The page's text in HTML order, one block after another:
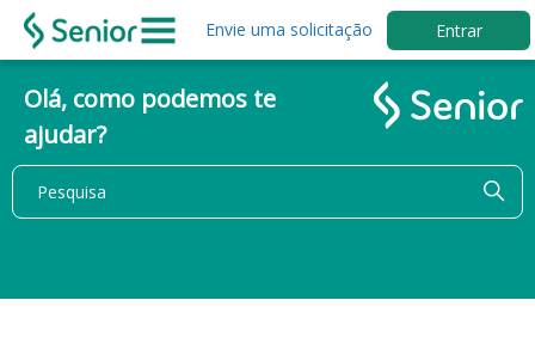
Envie uma solicitação Entrar
Olá, como podemos te
ajudar?